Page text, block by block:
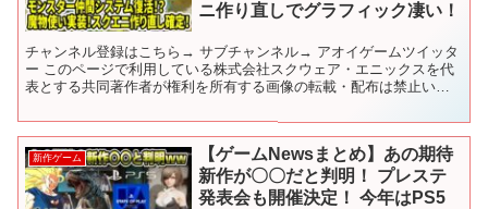
ニ作り直しでグラフィック凄い！
チャンネル登録はこちら→ サブチャンネル→ アオイゲームツイッタ
ー このページで利用している株式会社スクウェア・エニックスを代
表とする共同著作者が権利を所有する画像の転載・配布は禁止いた
新作ゲーム
【ゲームNewsまとめ】あの期待
新作が〇〇だと判明！ プレステ
発表会も開催決定！ 今年はPS5